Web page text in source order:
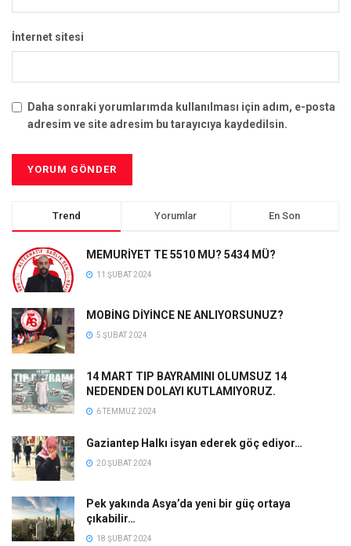
İnternet sitesi
Daha sonraki yorumlarımda kullanılması için adım, e-posta
adresim ve site adresim bu tarayıcıya kaydedilsin.
Trend Yorumlar En Son
MEMURİYET TE 5510 MU? 5434 MÜ?
11 ŞUBAT 2024
MOBİNG DİYİNCE NE ANLIYORSUNUZ?
5 ŞUBAT 2024
14 MART TIP BAYRAMINI OLUMSUZ 14
NEDENDEN DOLAYI KUTLAMIYORUZ.
6 TEMMUZ 2024
Gaziantep Halkı isyan ederek göç ediyor…
20 ŞUBAT 2024
Pek yakında Asya’da yeni bir güç ortaya
çıkabilir…
18 ŞUBAT 2024